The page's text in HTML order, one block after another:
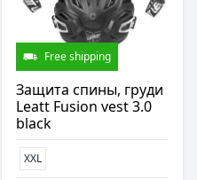
Free shipping
Защита спины, груди
Leatt Fusion vest 3.0
black
XXL